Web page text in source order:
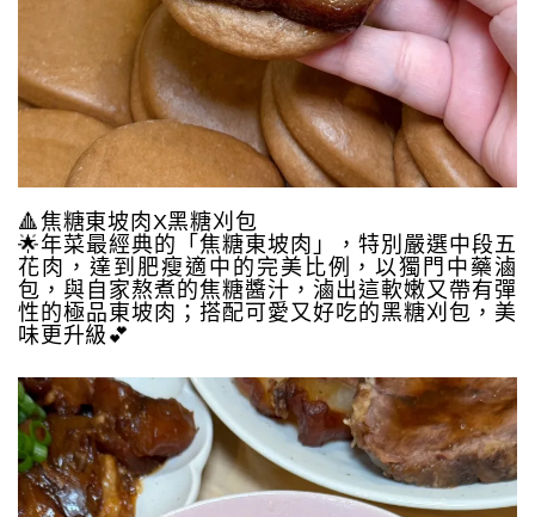
🔺焦糖東坡肉X黑糖刈包
🌟年菜最經典的「焦糖東坡肉」，特別嚴選中段五
花肉，達到肥瘦適中的完美比例，以獨門中藥滷
包，與自家熬煮的焦糖醬汁，滷出這軟嫩又帶有彈
性的極品東坡肉；搭配可愛又好吃的黑糖刈包，美
味更升級💕